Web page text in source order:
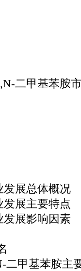
二甲基苯胺
发展总体概况
发展主要特点
发展影响因素
二甲基苯胺主